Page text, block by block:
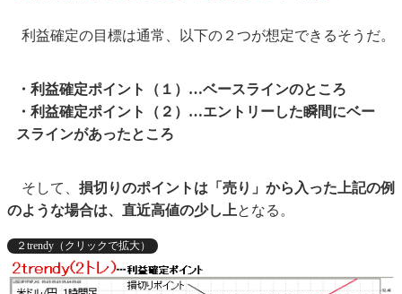
利益確定の目標は通常、以下の２つが想定できるそうだ。
・利益確定ポイント（１）…ベースラインのところ
・利益確定ポイント（２）…エントリーした瞬間にベー
スラインがあったところ
そして、 損切りのポイントは「売り」から入った上記の例
のような場合は、直近高値の少し上となる。
２trendy（クリックで拡大）